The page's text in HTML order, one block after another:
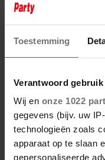
Toestemming
Verantwoord
Wij en onze 1022
gegevens (bijv. uw
technologieën zoals
apparaat op te slaan
gepersonaliseerde
6
ANOUK
JADE